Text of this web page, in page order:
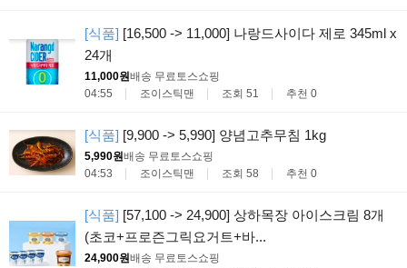
[식품] [16,500 -> 11,000] 나랑드사이다 제로 345ml x
24개
11,000원배송 무료토스쇼핑
04:55
조이스틱맨 조회 51 추천 0
[식품] [9,900 -> 5,990] 양념고추무침 1kg
5,990원배송 무료토스쇼핑
04:53
조이스틱맨 조회 58 추천 0
[식품] [57,100 -> 24,900] 상하목장 아이스크림 8개
(초코+프로즌그릭요거트+바...
24,900원배송 무료토스쇼핑